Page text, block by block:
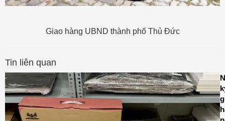
Giao hàng UBND thành phố Thủ Đức
Tin liên quan